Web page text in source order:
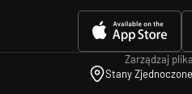
Zarządzaj
Stany Zjednoczone